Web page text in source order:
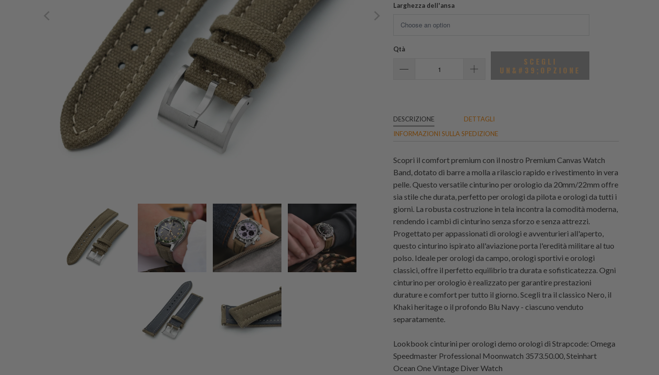
Larghezza dell'ansa
Qtà
SCEGLI
UN&#39;OPZIONE
DESCRIZIONE
DETTAGLI
INFORMAZIONI SULLA SPEDIZIONE
Scopri il comfort premium con il nostro Premium Canvas Watch
Band, dotato di barre a molla a rilascio rapido e rivestimento in vera
pelle. Questo versatile cinturino per orologio da 20mm/22mm offre
sia stile che durata, perfetto per orologi da pilota e orologi da tutti i
giorni. La robusta costruzione in tela incontra la comodità moderna,
rendendo i cambi di cinturino senza sforzo e senza attrezzi.
Progettato per appassionati di orologi e avventurieri all'aperto,
questo cinturino ispirato all'aviazione porta l'eredità militare al tuo
polso. Ideale per orologi da campo, orologi sportivi e orologi
classici, offre il perfetto equilibrio tra durata e sofisticatezza. Ogni
cinturino per orologio è realizzato per garantire prestazioni
durature e comfort per tutto il giorno. Scegli tra il classico Nero, il
Khaki heritage o il profondo Blu Navy - ciascuno venduto
separatamente.
Lookbook cinturini per orologi demo orologi di Strapcode: Omega
Speedmaster Professional Moonwatch 3573.50.00, Steinhart
Ocean One Vintage Diver Watch